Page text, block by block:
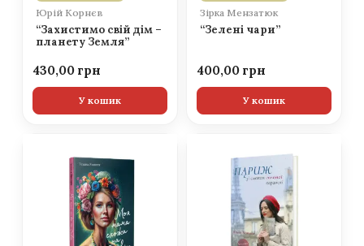
Юрій Корнєв
“Захистимо свій дім –
планету Земля”
430,00
У кошик
Зірка Мензатюк
“Зелені чари”
400,00
У кошик